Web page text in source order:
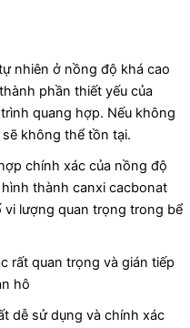
nhiên ở nồng độ khá cao
phần thiết yếu của
quang hợp. Nếu không
không thể tồn tại.
chính xác của nồng độ
thành canxi cacbonat
lượng quan trọng trong bể
rất quan trọng và gián tiếp
hô
dễ sử dụng và chính xác